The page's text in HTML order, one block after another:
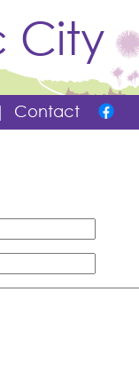
City
Contact